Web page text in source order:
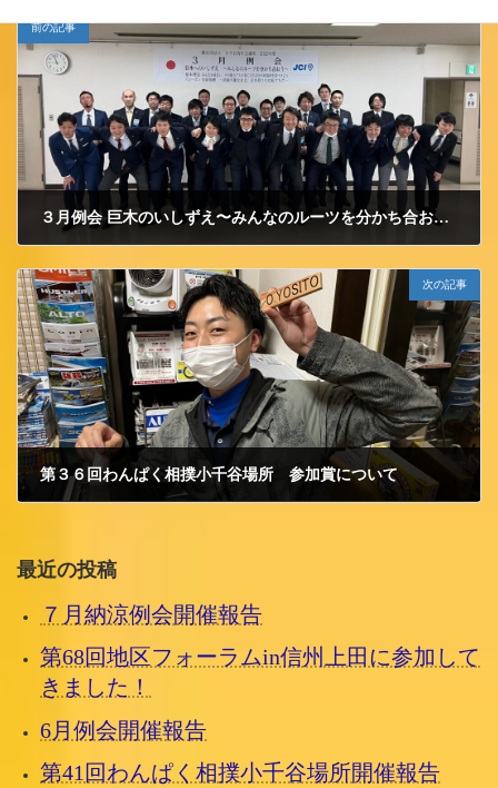
前の記事
３月例会 巨木のいしずえ〜みんなのルーツを分かち合おう〜 を開催しました。
次の記事
第３６回わんぱく相撲小千谷場所 参加賞について
最近の投稿
７月納涼例会開催報告
第68回地区フォーラムin信州上田に参加して
きました！
6月例会開催報告
第41回わんぱく相撲小千谷場所開催報告